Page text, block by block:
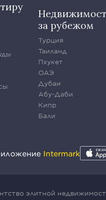
за рубежом
Турция
Таиланд
Пхукет
ОАЭ
Дубаи
Абу-Даби
Кипр
Бали
Intermark
элитной